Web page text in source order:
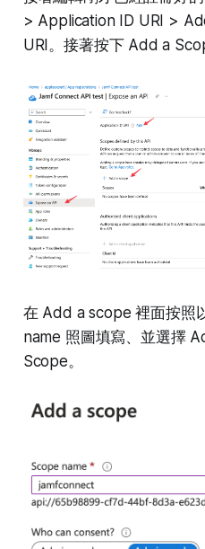
> Application ID URI >
URI。接著按下 Add a
在 Add a scope 裡面按照
name 照圖填寫、並選擇
Scope。